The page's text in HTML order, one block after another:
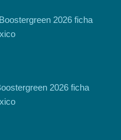
2026 ficha
2026 ficha